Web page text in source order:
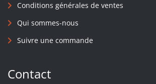
Conditions générales de ventes
Qui sommes-nous
Suivre une commande
Contact